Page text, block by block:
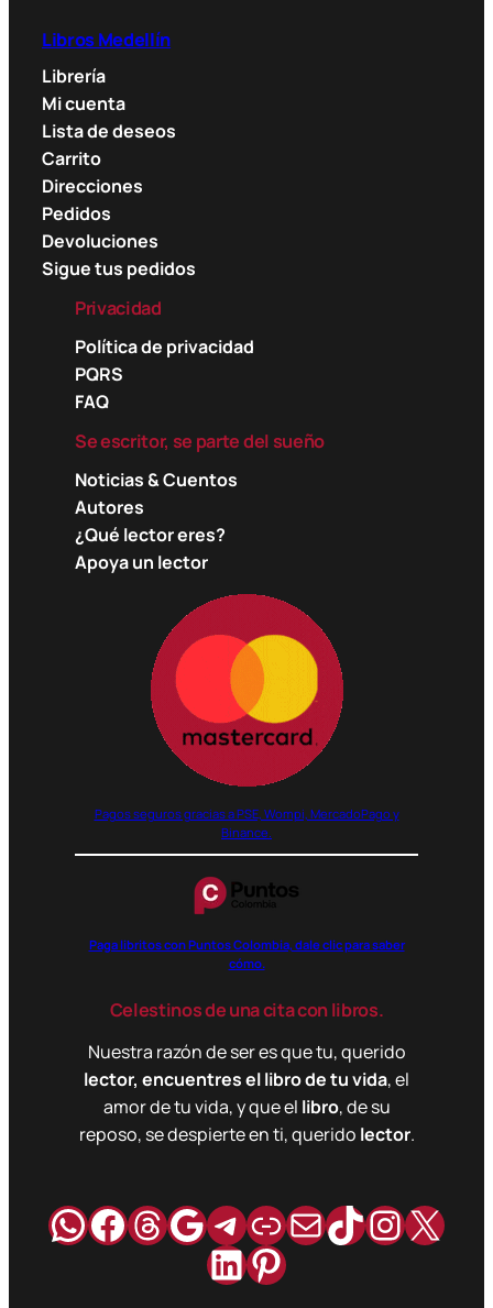
Libros Medellín
Librería
Mi cuenta
Lista de deseos
Carrito
Direcciones
Pedidos
Devoluciones
Sigue tus pedidos
Privacidad
Política de privacidad
PQRS
FAQ
Se escritor, se parte del sueño
Noticias & Cuentos
Autores
¿Qué lector eres?
Apoya un lector
Pagos seguros gracias a PSE, Wompi, MercadoPago y
Binance.
Paga libritos con Puntos Colombia, dale clic para saber
cómo.
Celestinos de una cita con libros.
Nuestra razón de ser es que tu, querido
lector, encuentres el libro de tu vida, el
amor de tu vida, y que el libro, de su
reposo, se despierte en ti, querido lector.
WhatsApp
Facebook
Hilos
Google
Telegram
Enlace
Correo
TikTok
X
LinkedIn
Pinterest